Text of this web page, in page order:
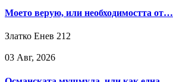
Моето верую, или необходимостта от…
Златко Енев 212
03 Авг, 2026